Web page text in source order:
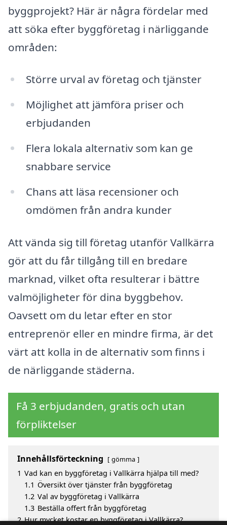
byggprojekt? Här är några fördelar med
att söka efter byggföretag i närliggande
områden:
Större urval av företag och tjänster
Möjlighet att jämföra priser och
erbjudanden
Flera lokala alternativ som kan ge
snabbare service
Chans att läsa recensioner och
omdömen från andra kunder
Att vända sig till företag utanför Vallkärra
gör att du får tillgång till en bredare
marknad, vilket ofta resulterar i bättre
valmöjligheter för dina byggbehov.
Oavsett om du letar efter en stor
entreprenör eller en mindre firma, är det
värt att kolla in de alternativ som finns i
de närliggande städerna.
Få 3 erbjudanden, gratis och utan
förpliktelser
Innehållsförteckning gömma
1 Vad kan en byggföretag i Vallkärra hjälpa till med?
1.1 Översikt över tjänster från byggföretag
1.2 Val av byggföretag i Vallkärra
1.3 Beställa offert från byggföretag
2 Hur mycket kostar en byggföretag i Vallkärra?